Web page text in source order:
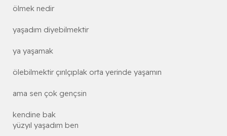
ölmek nedir
yaşadım diyebilmektir
ya yaşamak
ölebilmektir çırılçıplak orta yerinde yaşamın
ama sen çok gençsin
kendine bak
yüzyıl yaşadım ben